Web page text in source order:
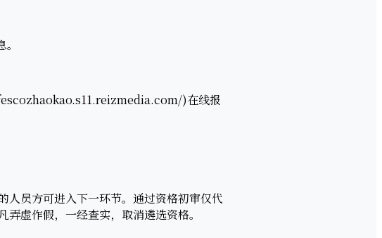
)在线报
员方可进入下一环节。通过资格初审仅代
虚作假，一经查实，取消遴选资格。